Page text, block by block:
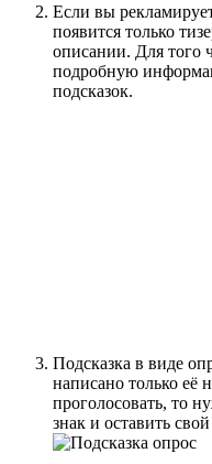
Если вы
появится только
описании. Для того
подробную
подсказок.
Подсказка в виде
написано только её
проголосовать, то
знак и оставить